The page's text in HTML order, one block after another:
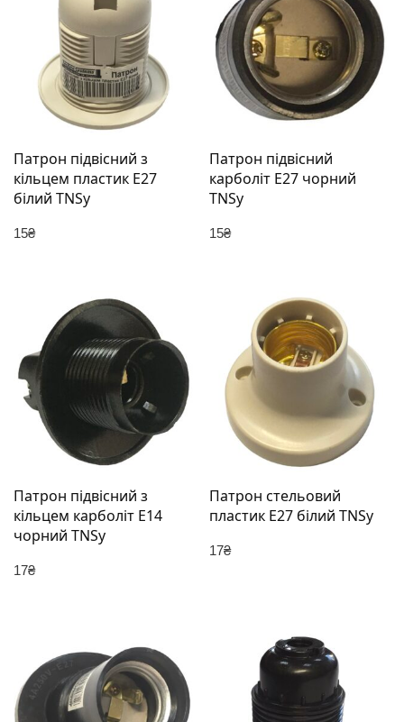
Патрон підвісний з
кільцем пластик Е27
білий TNSy
15₴
Патрон підвісний
карболіт Е27 чорний
TNSy
15₴
Патрон підвісний з
кільцем карболіт Е14
чорний TNSy
17₴
Патрон стельовий
пластик Е27 білий TNSy
17₴